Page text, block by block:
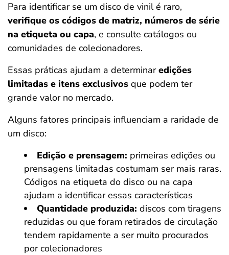
Para identificar se um disco de vinil é raro,
verifique os códigos de matriz, números de série
na etiqueta ou capa, e consulte catálogos ou
comunidades de colecionadores.
Essas práticas ajudam a determinaredições
limitadas e itens exclusivos que podem ter
grande valor no mercado.
Alguns fatores principais influenciam a raridade de
um disco:
Edição e prensagem: primeiras edições ou
prensagens limitadas costumam ser mais raras.
Códigos na etiqueta do disco ou na capa
ajudam a identificar essas características
Quantidade produzida: discos com tiragens
reduzidas ou que foram retirados de circulação
tendem rapidamente a ser muito procurados
por colecionadores